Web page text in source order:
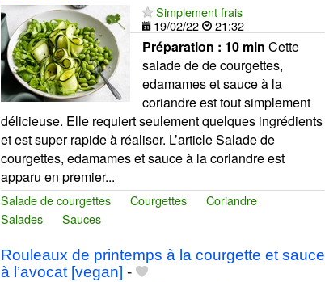
Simplement frais
19/02/22
21:32
Préparation : 10 min Cette
salade de de courgettes,
edamames et sauce à la
coriandre est tout simplement
délicieuse. Elle requiert seulement quelques ingrédients
et est super rapide à réaliser. L’article Salade de
courgettes, edamames et sauce à la coriandre est
apparu en premier...
Salade de courgettes Courgettes
Coriandre
Salades
Sauces
Rouleaux de printemps à la courgette et sauce
à l’avocat [vegan] -